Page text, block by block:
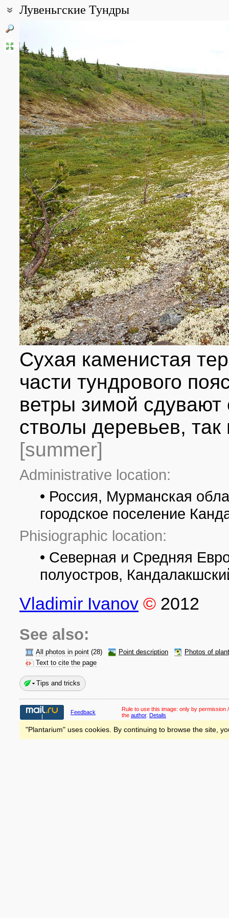
Лувеньгские Тундры
Point description:
Лувеньгские Тундры представляют собой небольшой горный
севернее с. Лувеньга. Самая высокая из 5 вершин
подножия распространены сосняки, болота различных типов,
мелколиственных пород. Крутые склоны гор в нижней части
склону ель становится более редкой, присутствие берёзы
берёзового криволесья, где искривлённые стволы деревьев
серьёзную преграду передвижению. Далее вверх по склону
границе местами развита лесотундра с куртинами берёз и
флаговыми, кронами. Вершины гор покрыты каменистой
антропогенного происхождения).
All photos(28) Photos of plants & lichens(59)
Сухая каменистая
части тундрового
ветры зимой сдувают
стволы деревьев,
[summer]
Administrative location:
• Россия, Мурманская
городское поселение
Phisiographic location:
• Северная и Средняя
полуостров,
Vladimir Ivanov © 2012
See also:
All photos in point (28) Point description
Photos of
Text to cite the page
Tips and tricks
Feedback Rule to use this image: only by permission
the author. Details
"Plantarium" uses cookies. By continuing to browse the site,